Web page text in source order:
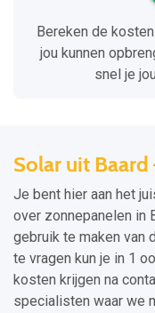
Bereken de
jou kunnen
snel je
Solar uit
Je bent hier aan het
over zonnepanelen in
gebruik te maken van
te vragen kun je in 1
kosten krijgen na
specialisten waar we